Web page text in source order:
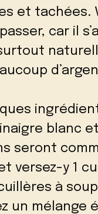
et tachées.
car il
blanc
seront
versez-y 1
à
un mélange